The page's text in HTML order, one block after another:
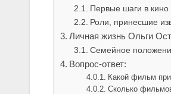
Первые шаги в кино
Роли, принесшие
Личная жизнь Ольги
Семейное
Вопрос-ответ:
Какой фильм
Сколько